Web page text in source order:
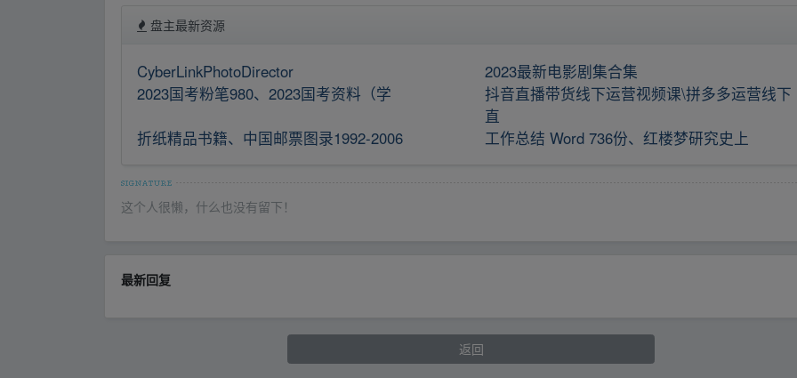
盘主最新资源
CyberLinkPhotoDirector
2023最新电影剧集合集
2023国考粉笔980、2023国考资料（学
抖音直播带货线下运营视频课\拼多多运营线下
直
折纸精品书籍、中国邮票图录1992-2006
工作总结 Word 736份、红楼梦研究史上
这个人很懒，什么也没有留下！
最新回复
返回